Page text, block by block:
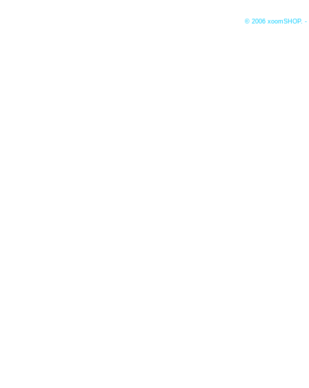
© 2006 xoomSHOP. -